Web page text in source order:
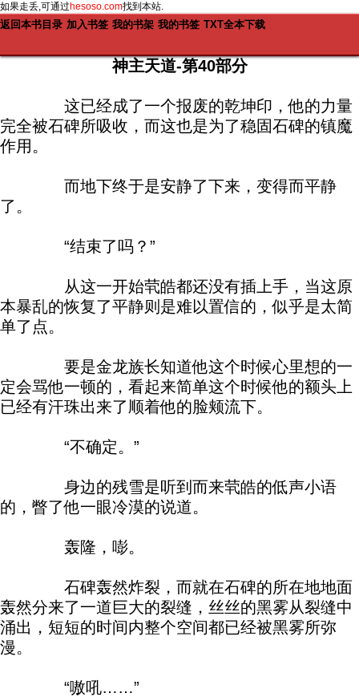
如果走丢,可通过hesoso.com找到本站.
返回本书目录 加入书签 我的书架 我的书签 TXT全本下载
神主天道-第40部分
这已经成了一个报废的乾坤印，他的力量
完全被石碑所吸收，而这也是为了稳固石碑的镇魔
作用。
而地下终于是安静了下来，变得而平静
了。
“结束了吗？”
从这一开始茕皓都还没有插上手，当这原
本暴乱的恢复了平静则是难以置信的，似乎是太简
单了点。
要是金龙族长知道他这个时候心里想的一
定会骂他一顿的，看起来简单这个时候他的额头上
已经有汗珠出来了顺着他的脸颊流下。
“不确定。”
身边的残雪是听到而来茕皓的低声小语
的，瞥了他一眼冷漠的说道。
轰隆，嘭。
石碑轰然炸裂，而就在石碑的所在地地面
轰然分来了一道巨大的裂缝，丝丝的黑雾从裂缝中
涌出，短短的时间内整个空间都已经被黑雾所弥
漫。
“嗷吼……”